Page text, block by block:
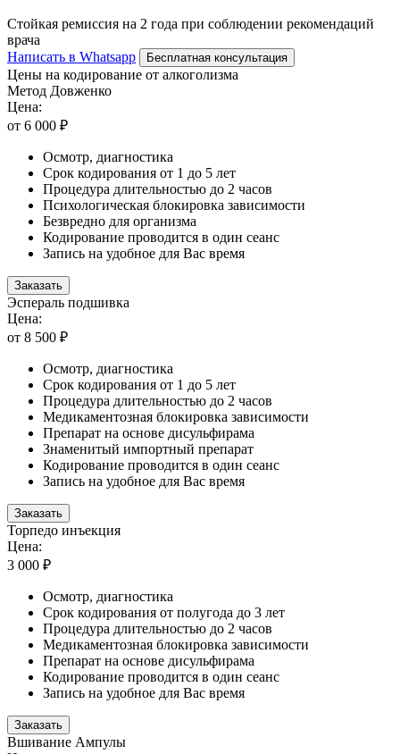
Стойкая ремиссия на 2 года при соблюдении рекомендаций
врача
Написать в Whatsapp
Бесплатная консультация
Цены на кодирование от алкоголизма
Метод Довженко
Цена:
от 6 000 ₽
Осмотр, диагностика
Срок кодирования от 1 до 5 лет
Процедура длительностью до 2 часов
Психологическая блокировка зависимости
Безвредно для организма
Кодирование проводится в один сеанс
Запись на удобное для Вас время
Заказать
Эспераль подшивка
Цена:
от 8 500 ₽
Осмотр, диагностика
Срок кодирования от 1 до 5 лет
Процедура длительностью до 2 часов
Медикаментозная блокировка зависимости
Препарат на основе дисульфирама
Знаменитый импортный препарат
Кодирование проводится в один сеанс
Запись на удобное для Вас время
Заказать
Торпедо инъекция
Цена:
3 000 ₽
Осмотр, диагностика
Срок кодирования от полугода до 3 лет
Процедура длительностью до 2 часов
Медикаментозная блокировка зависимости
Препарат на основе дисульфирама
Кодирование проводится в один сеанс
Запись на удобное для Вас время
Заказать
Вшивание Ампулы